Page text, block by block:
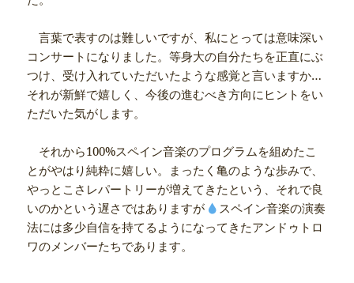
言葉で表すのは難しいですが、私にとっては意味深い
コンサートになりました。等身大の自分たちを正直にぶ
つけ、受け入れていただいたような感覚と言いますか…
それが新鮮で嬉しく、今後の進むべき方向にヒントをい
ただいた気がします。
それから100%スペイン音楽のプログラムを組めたこ
とがやはり純粋に嬉しい。まったく亀のような歩みで、
やっとこさレパートリーが増えてきたという、それで良
いのかという遅さではありますが
スペイン音楽の演奏
法には多少自信を持てるようになってきたアンドゥトロ
ワのメンバーたちであります。